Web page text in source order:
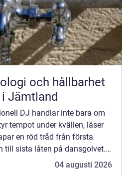
och hållbarhet
Jämtland
DJ handlar inte bara om
tempot under kvällen, läser
en röd tråd från första
till sista låten på dansgolvet.
levande fest, där gästerna ...
04 augusti 2026